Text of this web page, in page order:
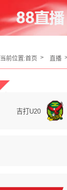
当前位置:首页 直播
吉打U20